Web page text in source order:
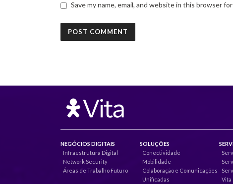
Save my name, email, and website in this browser
NEGÓCIOS DIGITAIS
Infraestrutura Digital
Network Security
Áreas de Trabalho Futuro
SOLUÇÕES
Conectividade
Mobilidade
Colaboração e Comunicações
Unificadas
Vita